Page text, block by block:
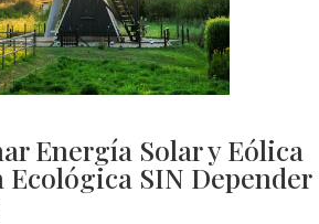
Energía Solar y Eólica
Ecológica SIN Depender